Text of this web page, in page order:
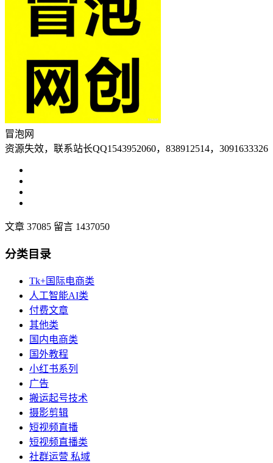
冒泡网
资源失效，联系站长QQ1543952060，838912514，3091633326
文章 37085 留言 1437050
分类目录
Tk+国际电商类
人工智能AI类
付费文章
其他类
国内电商类
国外教程
小红书系列
广告
搬运起号技术
摄影剪辑
短视频直播
短视频直播类
社群运营 私域